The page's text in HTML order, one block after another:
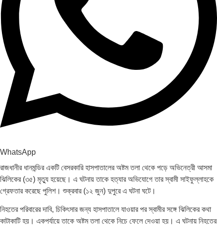
WhatsApp
রাজধানীর ধানমন্ডির একটি বেসরকারি হাসপাতালের অষ্টম তলা থেকে পড়ে অভিনেত্রী আসমা
ঝিলিকের (৩৫) মৃত্যু হয়েছে। এ ঘটনায় তাকে হত্যার অভিযোগে তার স্বামী সাইফুল্লাহকে
গ্রেফতার করেছে পুলিশ। শুক্রবার (১২ জুন) দুপুরে এ ঘটনা ঘটে।
নিহতের পরিবারের দাবি, চিকিৎসার জন্য হাসপাতালে যাওয়ার পর স্বামীর সঙ্গে ঝিলিকের কথা
কাটাকাটি হয়। একপর্যায়ে তাকে অষ্টম তলা থেকে নিচে ফেলে দেওয়া হয়। এ ঘটনায় নিহতের